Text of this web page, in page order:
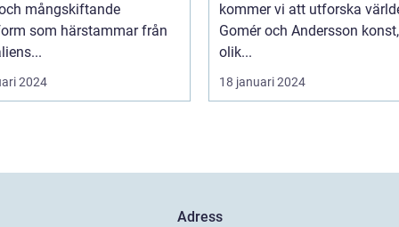
mångskiftande
som härstammar från
2024
kommer vi att utforska
Gomér och Andersson
olik...
18 januari 2024
Adress